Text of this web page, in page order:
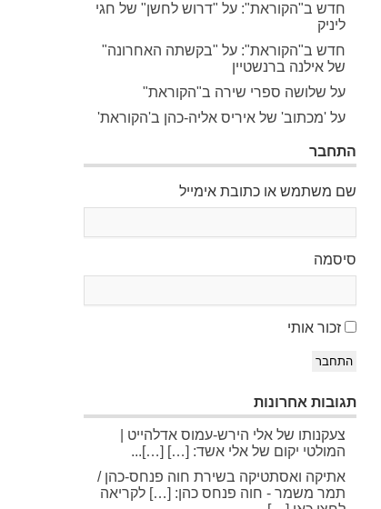
חדש ב"הקוראת": על "דרוש לחשן" של חגי
ליניק
חדש ב"הקוראת": על "בקשתה האחרונה"
של אילנה ברנשטיין
על שלושה ספרי שירה ב"הקוראת"
על 'מכתוב' של איריס אליה-כהן ב'הקוראת'
התחבר
שם משתמש או כתובת אימייל
סיסמה
זכור אותי
התחבר
תגובות אחרונות
צעקנותו של אלי הירש-עמוס אדלהייט |
המולטי יקום של אלי אשד: […] […]...
אתיקה ואסתטיקה בשירת חוה פנחס-כהן /
תמר משמר - חוה פנחס כהן: […] לקריאה